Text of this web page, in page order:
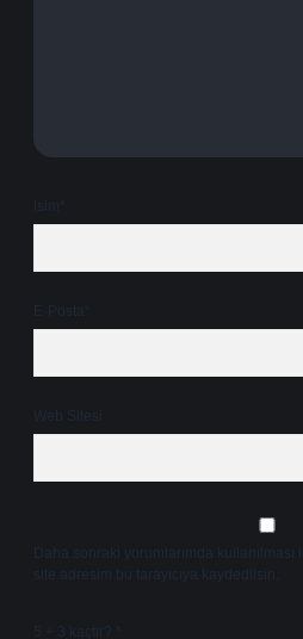
İsim*
E-Posta*
Web Sitesi
Daha sonraki yorumlarımda
site adresim bu tarayıcıya kaydedilsin.
5 + 3 kaçtır?